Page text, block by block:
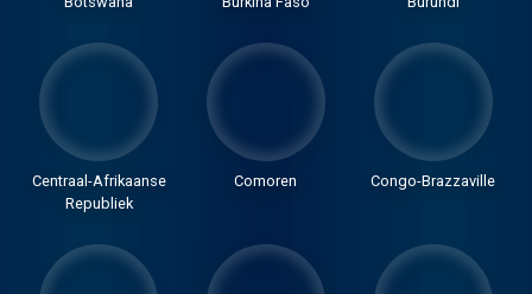
Centraal-Afrikaanse
Republiek
Comoren Congo-Brazzaville